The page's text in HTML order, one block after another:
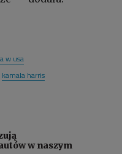
w usa
kamala harris
w naszym